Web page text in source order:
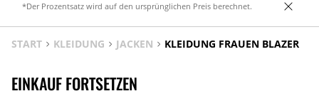
*Der Prozentsatz wird auf den ursprünglichen Preis berechnet.
START KLEIDUNG JACKEN KLEIDUNG FRAUEN BLAZER
EINKAUF FORTSETZEN